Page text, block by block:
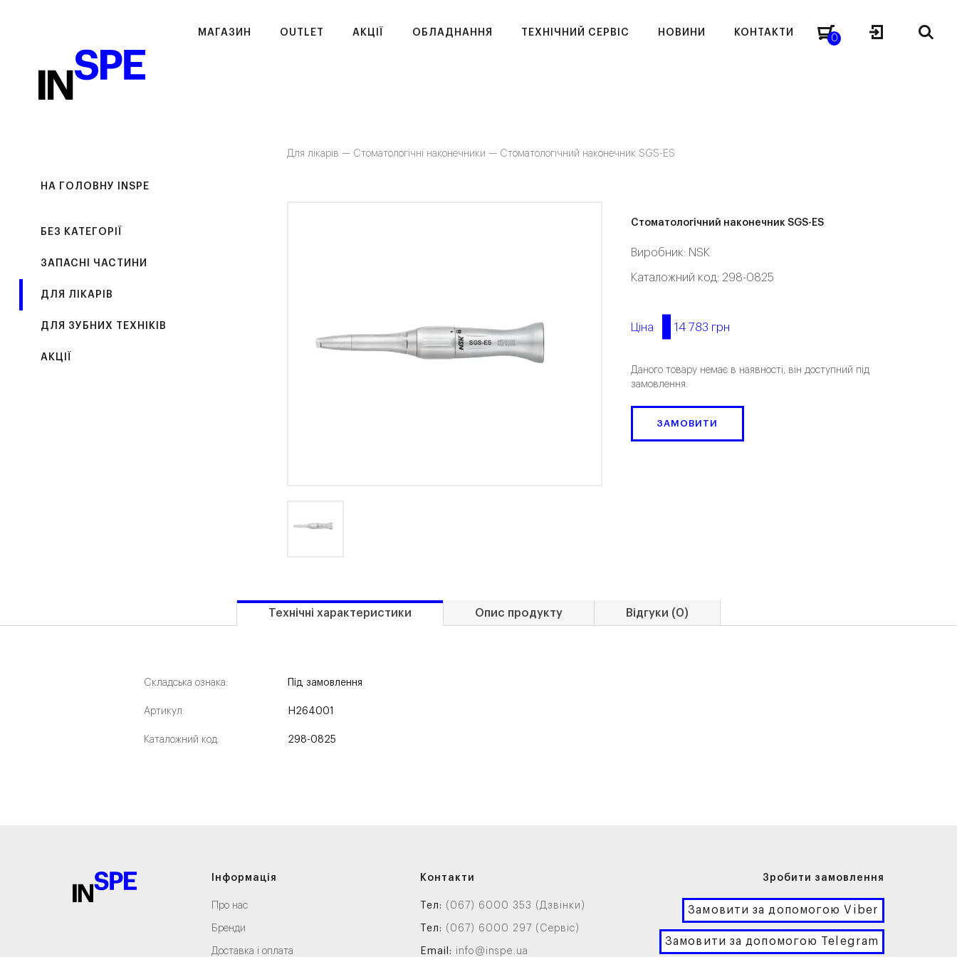
МАГАЗИН OUTLET АКЦІЇ ОБЛАДНАННЯ ТЕХНІЧНИЙ СЕРВІС НОВИНИ КОНТАКТИ
0
НА ГОЛОВНУ INSPE
БЕЗ КАТЕГОРІЇ
ЗАПАСНІ ЧАСТИНИ
ДЛЯ ЛІКАРІВ
ДЛЯ ЗУБНИХ ТЕХНІКІВ
АКЦІЇ
Для лікарів — Стоматологічні наконечники — Стоматологічний наконечник SGS-ES
Стоматологічний наконечник SGS-ES
Виробник: NSK
Каталожний код: 298-0825
Ціна 14 783 грн
Даного товару немає в наявності, він доступний під
замовлення.
ЗАМОВИТИ
Технічні характеристики Опис продукту Відгуки (0)
Складська ознака:
Артикул:
Каталожний код:
Під замовлення
H264001
298-0825
Інформація
Про нас
Бренди
Доставка і оплата
Контакти
Тел: (067) 6000 353 (Дзвінки)
Тел: (067) 6000 297 (Сервіс)
Email: info@inspe.ua
Зробити замовлення
Замовити за допомогою Viber
Замовити за допомогою Telegram